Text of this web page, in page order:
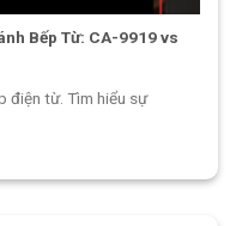
Bếp Từ: CA-9919 vs
điện từ. Tìm hiểu sự